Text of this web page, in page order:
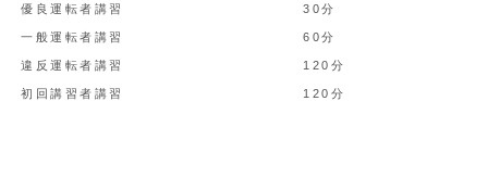
優良運転者講習 30分
一般運転者講習 60分
違反運転者講習 120分
初回講習者講習 120分